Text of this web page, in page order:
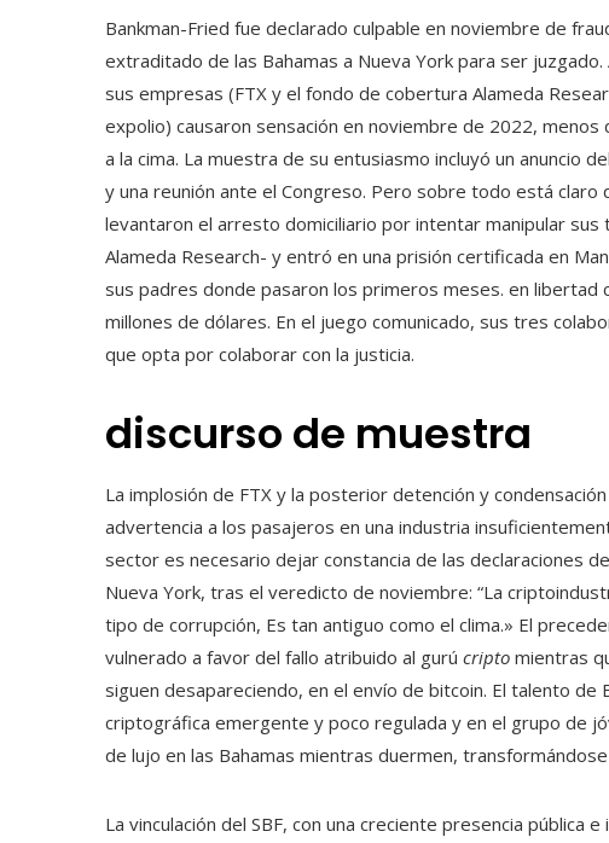
Bankman-Fried fue declarado culpable en noviembre de
extraditado de las Bahamas a Nueva York para ser
sus empresas (FTX y el fondo de cobertura Alameda
expolio) causaron sensación en noviembre de 2022,
a la cima. La muestra de su entusiasmo incluyó un anuncio
y una reunión ante el Congreso. Pero sobre todo está claro
levantaron el arresto domiciliario por intentar manipular
Alameda Research- y entró en una prisión certificada en
sus padres donde pasaron los primeros meses. en libertad
millones de dólares. En el juego comunicado, sus tres
que opta por colaborar con la justicia.
discurso de muestra
La implosión de FTX y la posterior detención y
advertencia a los pasajeros en una industria
sector es necesario dejar constancia de las declaraciones
Nueva York, tras el veredicto de noviembre: “La
tipo de corrupción, Es tan antiguo como el clima.» El
vulnerado a favor del fallo atribuido al gurú cripto mientras
siguen desapareciendo, en el envío de bitcoin. El talento de
criptográfica emergente y poco regulada y en el grupo de
de lujo en las Bahamas mientras duermen,
La vinculación del SBF, con una creciente presencia pública